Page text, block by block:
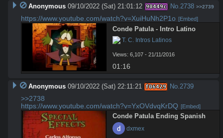
Anonymous 09/10/2022 (Sat) 21:01:12 90449c No.2738 >>2739
https://www.youtube.com/watch?v=XuiHuNh2P1o [Embed]
Conde Patula - Intro Latino
T. C. Intros Latinos
Views: 6,107 - 21/11/2016
01:16
Anonymous 09/10/2022 (Sat) 22:11:21 f06429 No.2739
>>2738
https://www.youtube.com/watch?v=YxOVdvqKrDQ [Embed]
Conde Patula Ending Spanish
dxmex